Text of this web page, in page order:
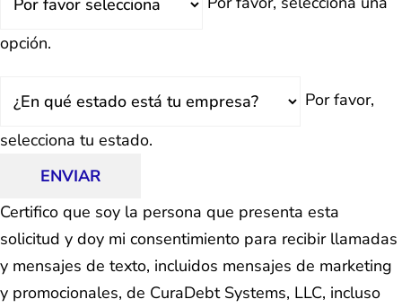
opción.
Por favor,
selecciona tu estado.
ENVIAR
Certifico que soy la persona que presenta esta
solicitud y doy mi consentimiento para recibir llamadas
y mensajes de texto, incluidos mensajes de marketing
y promocionales, de CuraDebt Systems, LLC, incluso